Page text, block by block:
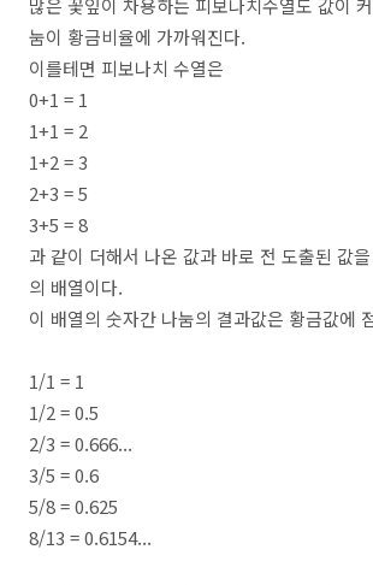
많은 꽃잎이 차용하는 피보나치수열도 값이
눔이 황금비율에 가까워진다.
이를테면 피보나치 수열은
0+1 = 1
1+1 = 2
1+2 = 3
2+3 = 5
3+5 = 8
과 같이 더해서 나온 값과 바로 전 도출된 값
의 배열이다.
이 배열의 숫자간 나눔의 결과값은 황금값에
1/1 = 1
1/2 = 0.5
2/3 = 0.666...
3/5 = 0.6
5/8 = 0.625
8/13 = 0.6154...